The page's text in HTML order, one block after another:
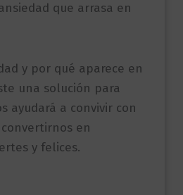
que arrasa en
y por qué aparece en
una solución para
ayudará a convivir con
en
y felices.